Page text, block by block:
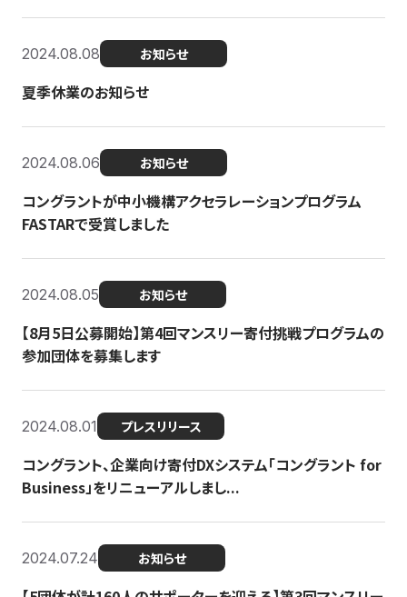
2024.08.08 お知らせ
夏季休業のお知らせ
2024.08.06 お知らせ
コングラントが中小機構アクセラレーションプログラム
FASTARで受賞しました
2024.08.05 お知らせ
【8月5日公募開始】第4回マンスリー寄付挑戦プログラムの
参加団体を募集します
2024.08.01 プレスリリース
コングラント、企業向け寄付DXシステム「コングラント for
Business」をリニューアルしまし...
2024.07.24 お知らせ